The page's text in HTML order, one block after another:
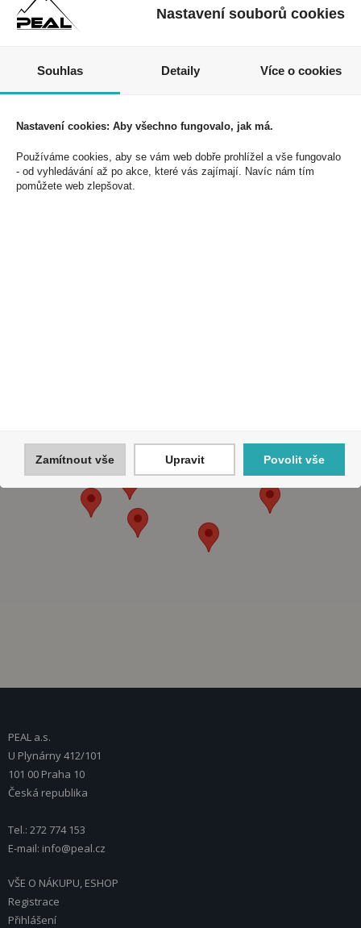
TÝM ZKUŠENÝCH
Jednoduše se přihlaste k odběru novinek a využijte
exkluzivních výhod!
PEAL a.s.
U Plynárny 412/101
101 00 Praha 10
Česká republika
Tel.: 272 774 153
E-mail: info@peal.cz
VŠE O NÁKUPU, ESHOP
Registrace
Přihlášení
Nastavení souborů cookies
Souhlas Detaily Více o cookies
Nastavení cookies: Aby všechno fungovalo, jak má.
Používáme cookies, aby se vám web dobře prohlížel a vše fungovalo
- od vyhledávání až po akce, které vás zajímají. Navíc nám tím
pomůžete web zlepšovat.
Zamítnout vše Upravit Povolit vše